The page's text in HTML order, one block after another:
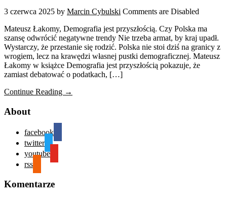
3 czerwca 2025 by Marcin Cybulski Comments are Disabled
Mateusz Łakomy, Demografia jest przyszłością. Czy Polska ma
szansę odwrócić negatywne trendy Nie trzeba armat, by kraj upadł.
Wystarczy, że przestanie się rodzić. Polska nie stoi dziś na granicy z
wrogiem, lecz na krawędzi własnej pustki demograficznej. Mateusz
Łakomy w książce Demografia jest przyszłością pokazuje, że
zamiast debatować o podatkach, […]
Continue Reading →
About
facebook
twitter
youtube
rss
Komentarze